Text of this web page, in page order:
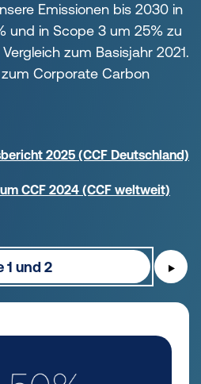
Emissionen bis 2030 in
und in Scope 3 um 25% zu
zum Basisjahr 2021.
Corporate Carbon
2025 (CCF Deutschland)
CCF 2024 (CCF weltweit)
1 und 2 ▶